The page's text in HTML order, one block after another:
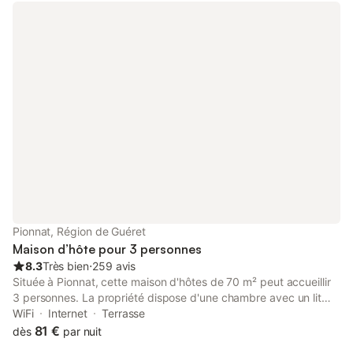
Pionnat, Région de Guéret
Maison d’hôte pour 3 personnes
8.3Très bien⋅259 avis
Située à Pionnat, cette maison d'hôtes de 70 m² peut accueillir
3 personnes. La propriété dispose d'une chambre avec un lit
king-size et d'une salle de bains privative, offrant un
environnement calme grâce à ses chambres insonorisées et ses
WiFi Internet
Terrasse
dès 81 € par nuit